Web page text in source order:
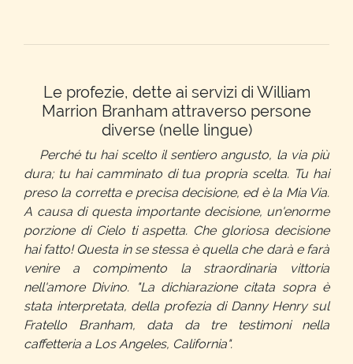
Le profezie, dette ai servizi di William
Marrion Branham attraverso persone
diverse (nelle lingue)
Perché tu hai scelto il sentiero angusto, la via più
dura; tu hai camminato di tua propria scelta. Tu hai
preso la corretta e precisa decisione, ed è la Mia Via.
A causa di questa importante decisione, un'enorme
porzione di Cielo ti aspetta. Che gloriosa decisione
hai fatto! Questa in se stessa è quella che darà e farà
venire a compimento la straordinaria vittoria
nell'amore Divino. "La dichiarazione citata sopra è
stata interpretata, della profezia di Danny Henry sul
Fratello Branham, data da tre testimoni nella
caffetteria a Los Angeles, California".